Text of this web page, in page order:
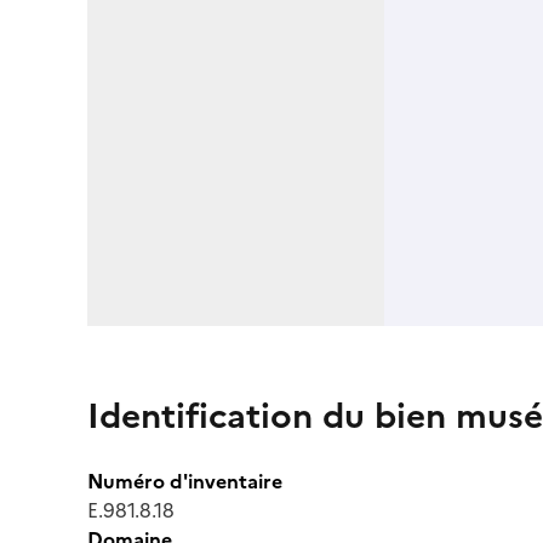
Identification du bien
Numéro d'inventaire
E.981.8.18